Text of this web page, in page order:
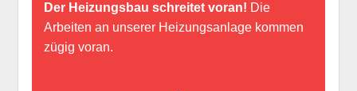
Der Heizungsbau schreitet voran! Die
Arbeiten an unserer Heizungsanlage kommen
zügig voran.